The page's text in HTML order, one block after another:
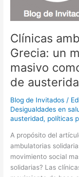
Clínicas
Grecia: un
masivo
de
Blog de Invitados /
Desigualdades en
austeridad, políticas
A propósito del
ambulatorias
movimiento social
solidarias? Las